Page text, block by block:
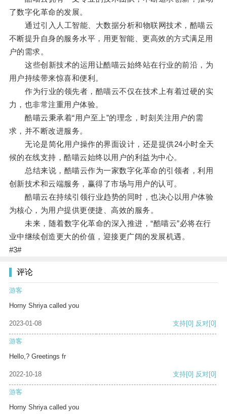
了数字化革命的发展。
通过引入人工智能、大数据分析和物联网技术，酷喵云
不断提升自身的服务水平，用更智能、更高效的方式满足用
户的需求。
这些创新技术的运用让酷喵云始终站在行业的前沿，为
用户持续带来惊喜和便利。
作为行业的领先者，酷喵云不仅在技术上有着过硬的实
力，也非常注重用户体验。
酷喵云秉承着“用户至上”的理念，时刻关注用户的需
求，并不断改进服务。
无论是简化用户操作的界面设计，还是提供24小时全天
候的在线支持，酷喵云始终以用户的利益为中心。
总结来说，酷喵云作为一家数字化革命的引领者，利用
创新技术和云端服务，赢得了市场与用户的认可。
酷喵云在持续引领行业趋势的同时，也决心以用户体验
为核心，为用户提供更便捷、高效的服务。
未来，随着数字化革命的深入推进，“酷喵云”必将在行
业中继续创造更大的价值，迎接更广阔的发展机遇。
#3#
评论
游客
Horny Shriya called you
2023-01-08 支持[0] 反对[0]
游客
Hello,? Greetings fr
2022-10-18 支持[0] 反对[0]
游客
Horny Shriya called you